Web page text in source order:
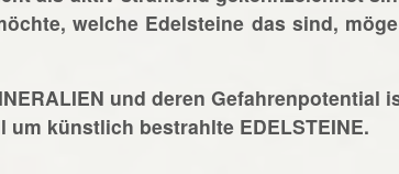
welche Edelsteine das sind,
und deren Gefahrenpotential
künstlich bestrahlte EDELSTEINE.